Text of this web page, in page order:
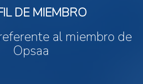
DE MIEMBRO
al miembro de
Opsaa